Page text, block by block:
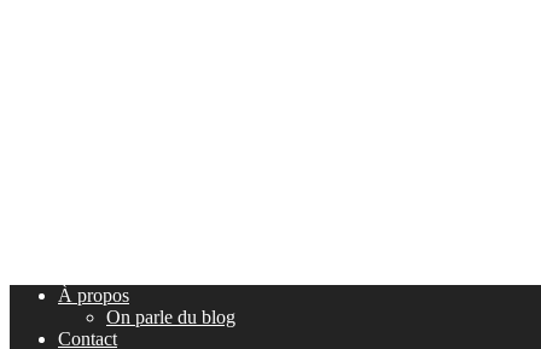
À propos
On parle du blog
Contact